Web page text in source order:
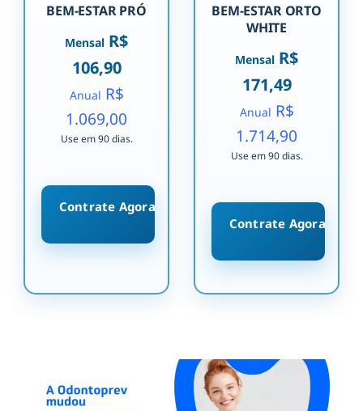
BEM-ESTAR PRÓ
Mensal R$
106,90
Anual R$
1.069,00
Use em 90 dias.
Contrate Agora
BEM-ESTAR ORTO
WHITE
Mensal R$
171,49
Anual R$
1.714,90
Use em 90 dias.
Contrate Agora